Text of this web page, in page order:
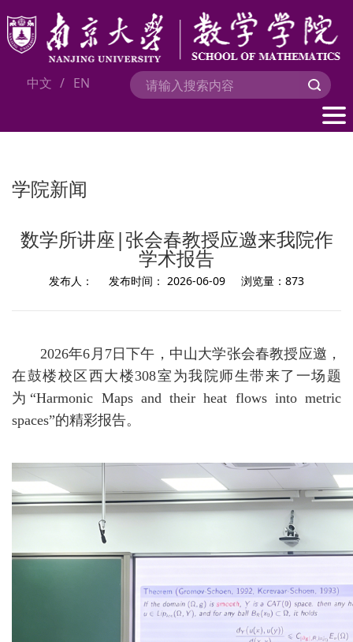
中文 / EN
学院新闻
数学所讲座|张会春教授应邀来我院作
学术报告
发布人： 发布时间： 2026-06-09 浏览量： 873
2026年6 月 7日下午 ， 中山大学张会春教授应邀，
在鼓楼校区西大楼308室为我院师生带来了一场题
为 “Harmonic Maps and their heat flows into metric
spaces”的精彩报告。